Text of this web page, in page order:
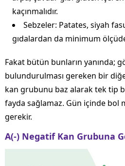
kaçınmalıdır.
Sebzeler: Patates, siyah
gıdalardan da minimum
Fakat bütün bunların yanında;
bulundurulması gereken bir
kan grubunu baz alarak tek tip
fayda sağlamaz. Gün içinde bol
gerekir.
A(-) Negatif Kan Grubuna